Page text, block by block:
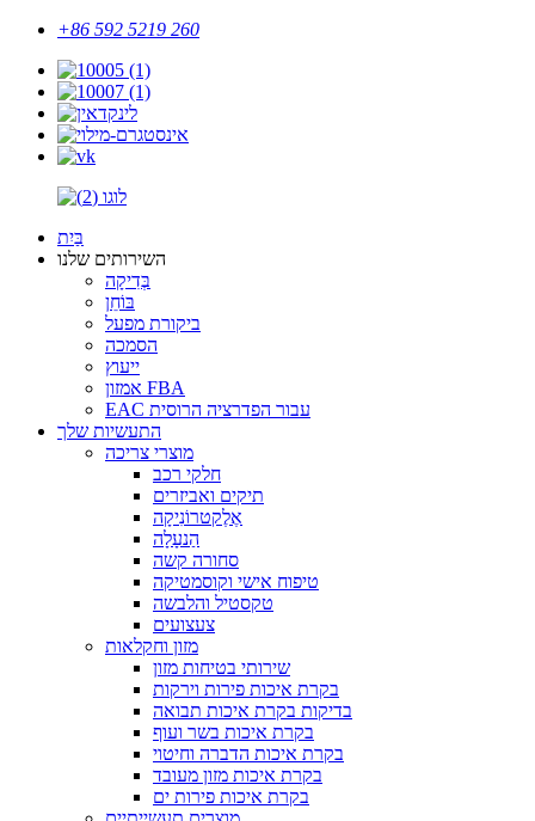
+86 592 5219 260
בַּיִת
השירותים שלנו
בְּדִיקָה
בּוֹחֵן
ביקורת מפעל
הסמכה
ייעוץ
אמזון FBA
EAC עבור הפדרציה הרוסית
התעשיות שלך
מוצרי צריכה
חלקי רכב
תיקים ואביזרים
אֶלֶקטרוֹנִיקָה
הַנעָלָה
סחורה קשה
טיפוח אישי וקוסמטיקה
טקסטיל והלבשה
צעצועים
מזון וחקלאות
שירותי בטיחות מזון
בקרת איכות פירות וירקות
בדיקות בקרת איכות תבואה
בקרת איכות בשר ועוף
בקרת איכות הדברה וחיטוי
בקרת איכות מזון מעובד
בקרת איכות פירות ים